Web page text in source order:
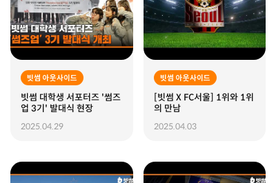
빗썸 아웃사이드
빗썸 대학생 서포터즈 '썸즈
업 3기' 발대식 현장
2025.04.29
빗썸 아웃사이드
[빗썸 X FC서울] 1위와 1위
의 만남
2025.04.03